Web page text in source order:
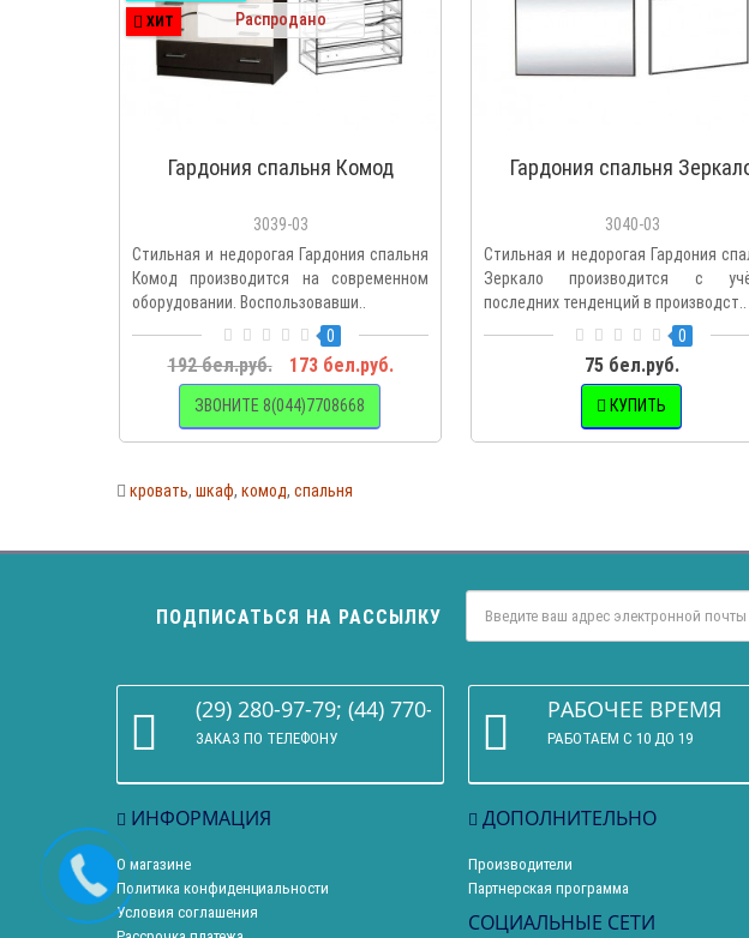
ХИТ Распродано
Гардония спальня Комод
3039-03
Стильная и недорогая Гардония спальня
Комод производится на современном
оборудовании. Воспользовавши..
0
192 бел.руб. 173 бел.руб.
ЗВОНИТЕ 8(044)7708668
Гардония спальня
3040-03
Стильная и недорогая Гардония
Зеркало производится с
последних тенденций в производст..
0
75 бел.руб.
КУПИТЬ
кровать, шкаф, комод, спальня
ПОДПИСАТЬСЯ НА РАССЫЛКУ
(29) 280-97-79; (44) 770-86-68
ЗАКАЗ ПО ТЕЛЕФОНУ
РАБОЧЕЕ ВРЕМЯ
РАБОТАЕМ С 10 ДО 19
ИНФОРМАЦИЯ
О магазине
Политика конфиденциальности
Условия соглашения
ДОПОЛНИТЕЛЬНО
Производители
Партнерская программа
СОЦИАЛЬНЫЕ СЕТИ